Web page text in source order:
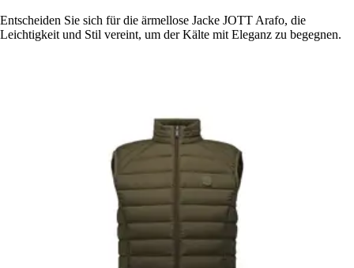
Entscheiden Sie sich für die ärmellose Jacke JOTT Arafo, die
Leichtigkeit und Stil vereint, um der Kälte mit Eleganz zu begegnen.